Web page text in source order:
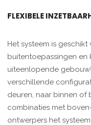
FLEXIBELE
Het systeem is
buitentoepassingen
uiteenlopende
verschillende
deuren, naar binnen of
combinaties met
ontwerpers het